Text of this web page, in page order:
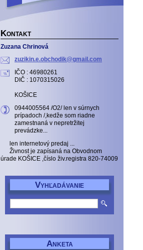
KONTAKT
Zuzana Chrinová
zuzikin.e.obchod ik@gmail .com
IČO : 46980261
DIČ : 1070315026
KOŠICE
0944005564 /O2/ len v súrnych
prípadoch /,kedže som riadne
zamestnaná v nepretržitej
prevádzke...
len internetový predaj ...
Živnost je zapísaná na Obvodnom
úrade KOŠICE ,číslo živ.registra 820-74009
VYHĽADÁVANIE
ANKETA